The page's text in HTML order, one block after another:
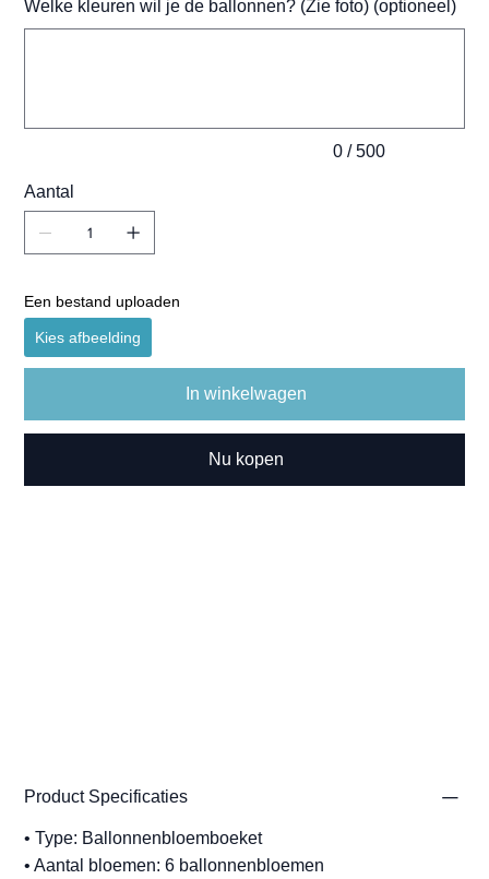
Welke kleuren wil je de ballonnen? (Zie foto) (optioneel)
0 / 500
Aantal
Een bestand uploaden
Kies afbeelding
In winkelwagen
Nu kopen
Product Specificaties
• Type: Ballonnenbloemboeket
• Aantal bloemen: 6 ballonnenbloemen